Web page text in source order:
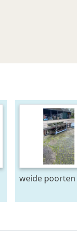
weide poorten